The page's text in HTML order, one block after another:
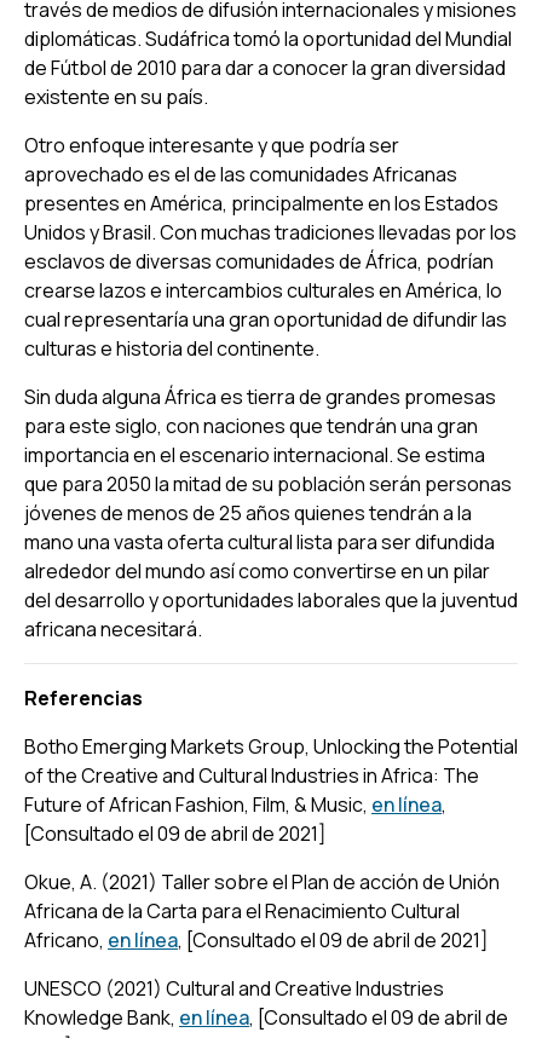
través de medios de difusión internacionales y misiones
diplomáticas. Sudáfrica tomó la oportunidad del Mundial
de Fútbol de 2010 para dar a conocer la gran diversidad
existente en su país.
Otro enfoque interesante y que podría ser
aprovechado es el de las comunidades Africanas
presentes en América, principalmente en los Estados
Unidos y Brasil. Con muchas tradiciones llevadas por los
esclavos de diversas comunidades de África, podrían
crearse lazos e intercambios culturales en América, lo
cual representaría una gran oportunidad de difundir las
culturas e historia del continente.
Sin duda alguna África es tierra de grandes promesas
para este siglo, con naciones que tendrán una gran
importancia en el escenario internacional. Se estima
que para 2050 la mitad de su población serán personas
jóvenes de menos de 25 años quienes tendrán a la
mano una vasta oferta cultural lista para ser difundida
alrededor del mundo así como convertirse en un pilar
del desarrollo y oportunidades laborales que la juventud
africana necesitará.
Referencias
Botho Emerging Markets Group, Unlocking the Potential
of the Creative and Cultural Industries in Africa: The
Future of African Fashion, Film, & Music, en línea,
[Consultado el 09 de abril de 2021]
Okue, A. (2021) Taller sobre el Plan de acción de Unión
Africana de la Carta para el Renacimiento Cultural
Africano, en línea, [Consultado el 09 de abril de 2021]
UNESCO (2021) Cultural and Creative Industries
Knowledge Bank, en línea, [Consultado el 09 de abril de